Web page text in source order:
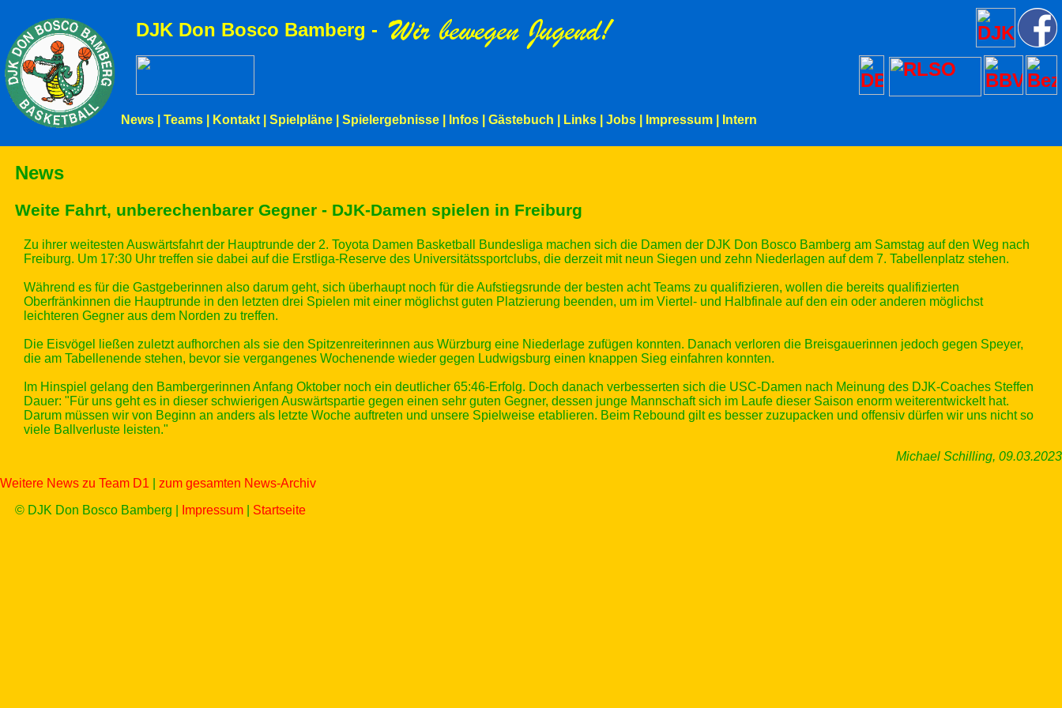
DJK Don Bosco Bamberg -
News Teams Kontakt Spielpläne Spielergebnisse Infos Gästebuch Links Jobs Impressum Intern
News
Weite Fahrt, unberechenbarer Gegner - DJK-Damen spielen in Freiburg
Zu ihrer weitesten Auswärtsfahrt der Hauptrunde der 2. Toyota Damen Basketball Bundesliga machen sich die Damen der DJK Don Bosco Bamberg am Samstag auf den Weg nach
Freiburg. Um 17:30 Uhr treffen sie dabei auf die Erstliga-Reserve des Universitätssportclubs, die derzeit mit neun Siegen und zehn Niederlagen auf dem 7. Tabellenplatz stehen.
Während es für die Gastgeberinnen also darum geht, sich überhaupt noch für die Aufstiegsrunde der besten acht Teams zu qualifizieren, wollen die bereits qualifizierten
Oberfränkinnen die Hauptrunde in den letzten drei Spielen mit einer möglichst guten Platzierung beenden, um im Viertel- und Halbfinale auf den ein oder anderen möglichst
leichteren Gegner aus dem Norden zu treffen.
Die Eisvögel ließen zuletzt aufhorchen als sie den Spitzenreiterinnen aus Würzburg eine Niederlage zufügen konnten. Danach verloren die Breisgauerinnen jedoch gegen Speyer,
die am Tabellenende stehen, bevor sie vergangenes Wochenende wieder gegen Ludwigsburg einen knappen Sieg einfahren konnten.
Im Hinspiel gelang den Bambergerinnen Anfang Oktober noch ein deutlicher 65:46-Erfolg. Doch danach verbesserten sich die USC-Damen nach Meinung des DJK-Coaches Steffen
Dauer: "Für uns geht es in dieser schwierigen Auswärtspartie gegen einen sehr guten Gegner, dessen junge Mannschaft sich im Laufe dieser Saison enorm weiterentwickelt hat.
Darum müssen wir von Beginn an anders als letzte Woche auftreten und unsere Spielweise etablieren. Beim Rebound gilt es besser zuzupacken und offensiv dürfen wir uns nicht so
viele Ballverluste leisten."
Michael Schilling, 09.03.2023
Weitere News zu Team D1
zum gesamten News-Archiv
© DJK Don Bosco Bamberg |
Impressum| Startseite